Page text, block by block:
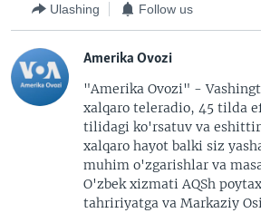
Ulashing Follow us
Amerika Ovozi
"Amerika Ovozi" -
xalqaro teleradio, 45 tilda
tilidagi ko'rsatuv va
xalqaro hayot balki siz
muhim o'zgarishlar va
O'zbek xizmati AQSh
tahririyatga va Markaziy